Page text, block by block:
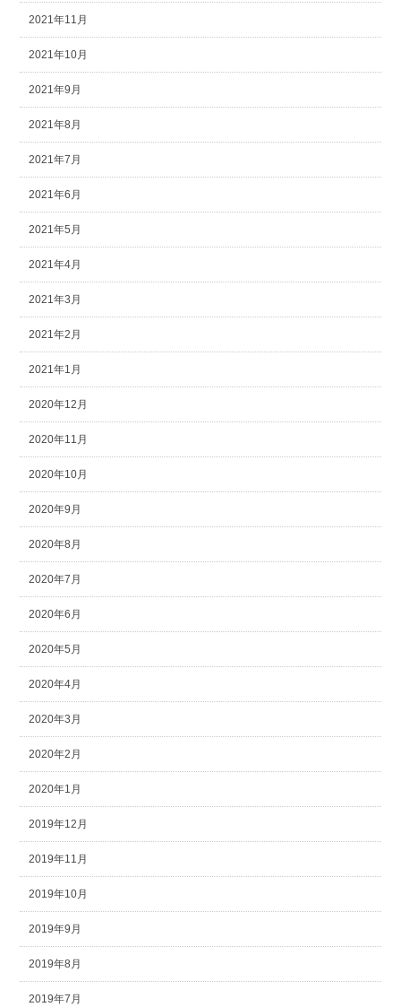
2021年11月
2021年10月
2021年9月
2021年8月
2021年7月
2021年6月
2021年5月
2021年4月
2021年3月
2021年2月
2021年1月
2020年12月
2020年11月
2020年10月
2020年9月
2020年8月
2020年7月
2020年6月
2020年5月
2020年4月
2020年3月
2020年2月
2020年1月
2019年12月
2019年11月
2019年10月
2019年9月
2019年8月
2019年7月